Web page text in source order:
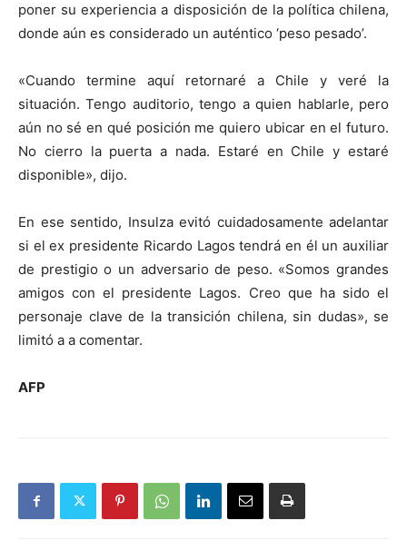
poner su experiencia a disposición de la política chilena,
donde aún es considerado un auténtico ‘peso pesado’.
«Cuando termine aquí retornaré a Chile y veré la
situación. Tengo auditorio, tengo a quien hablarle, pero
aún no sé en qué posición me quiero ubicar en el futuro.
No cierro la puerta a nada. Estaré en Chile y estaré
disponible», dijo.
En ese sentido, Insulza evitó cuidadosamente adelantar
si el ex presidente Ricardo Lagos tendrá en él un auxiliar
de prestigio o un adversario de peso. «Somos grandes
amigos con el presidente Lagos. Creo que ha sido el
personaje clave de la transición chilena, sin dudas», se
limitó a a comentar.
AFP